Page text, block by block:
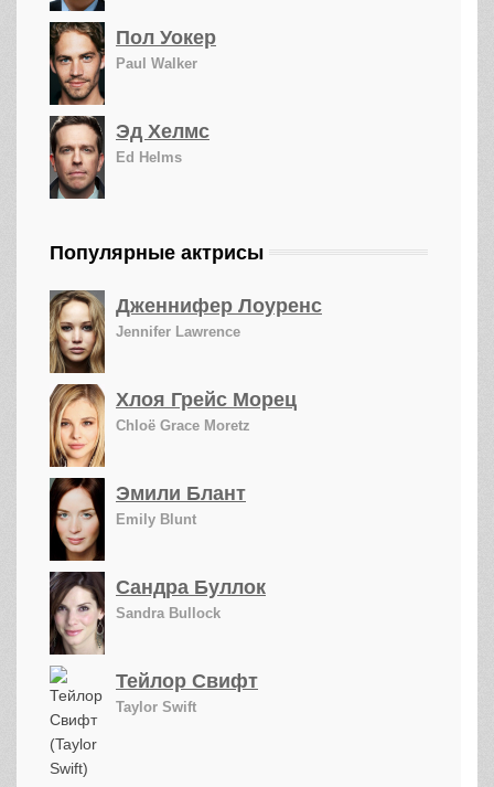
Пол Уокер
Paul Walker
Эд Хелмс
Ed Helms
Популярные актрисы
Дженнифер Лоуренс
Jennifer Lawrence
Хлоя Грейс Морец
Chloë Grace Moretz
Эмили Блант
Emily Blunt
Сандра Буллок
Sandra Bullock
Тейлор Свифт
Taylor Swift